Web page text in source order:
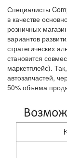
Специалисты
в качестве
розничных
вариантов
стратегических
становится
маркетплейс).
автозапчастей,
50% объема